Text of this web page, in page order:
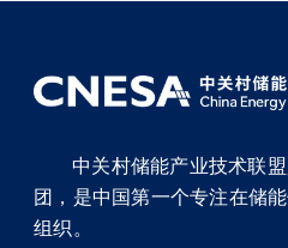
中关村储能产业技术联
团，是中国第一个专注在储
组织。